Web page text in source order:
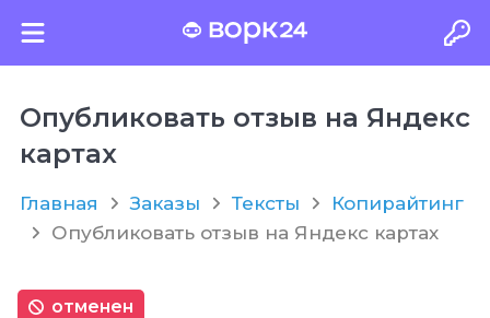
Опубликовать отзыв на Яндекс
картах
Главная Заказы Тексты
Копирайтинг
Опубликовать отзыв на Яндекс картах
отменен